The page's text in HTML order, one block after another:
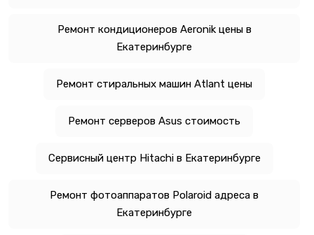
Ремонт кондиционеров Aeronik цены в
Екатеринбурге
Ремонт стиральных машин Atlant цены
Ремонт серверов Asus стоимость
Сервисный центр Hitachi в Екатеринбурге
Ремонт фотоаппаратов Polaroid адреса в
Екатеринбурге